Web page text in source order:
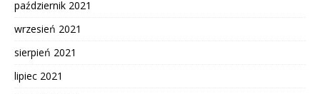
październik 2021
wrzesień 2021
sierpień 2021
lipiec 2021